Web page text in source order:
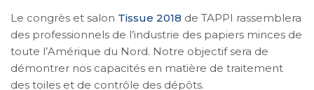
Le congrès et salon Tissue 2018 de TAPPI rassemblera
des professionnels de l’industrie des papiers minces de
toute l’Amérique du Nord. Notre objectif sera de
démontrer nos capacités en matière de traitement
des toiles et de contrôle des dépôts.